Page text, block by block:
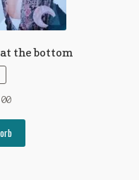
the bottom
Aktueller
ist:
€3,00.